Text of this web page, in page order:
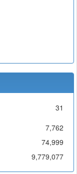
31
7,762
74,999
9,779,077